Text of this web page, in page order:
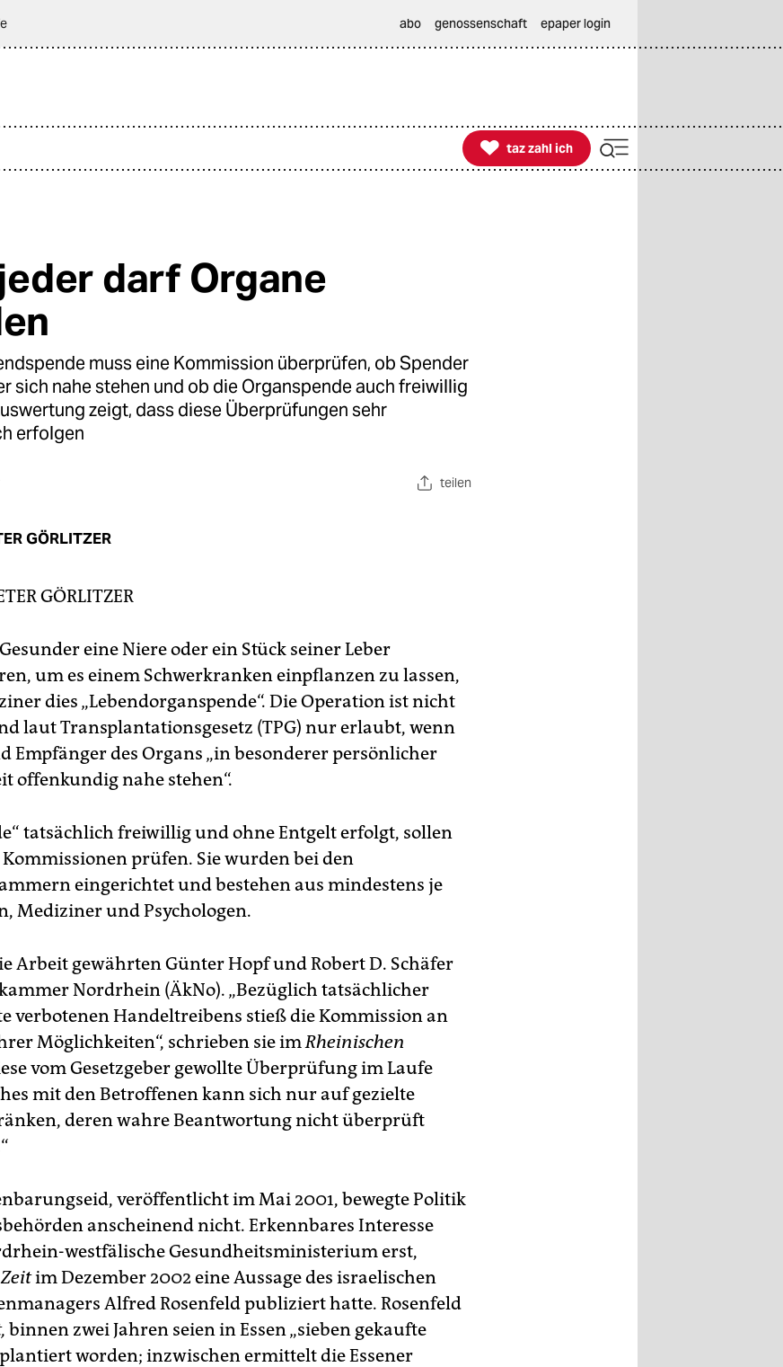
abo genossenschaft epaper login

taz zahl ich
taz zahl ich
darf Organe
muss eine Kommission überprüfen, ob Spender
sich nahe stehen und ob die Organspende auch freiwillig
zeigt, dass diese Überprüfungen sehr
erfolgen
teilen
GÖRLITZER
GÖRLITZER
eine Niere oder ein Stück seiner Leber
um es einem Schwerkranken einpflanzen zu lassen,
dies „Lebendorganspende“. Die Operation ist nicht
laut Transplantationsgesetz (TPG) nur erlaubt, wenn
Empfänger des Organs „in besonderer persönlicher
offenkundig nahe stehen“.
tatsächlich freiwillig und ohne Entgelt erfolgt, sollen
prüfen. Sie wurden bei den
eingerichtet und bestehen aus mindestens je
Mediziner und Psychologen.
Arbeit gewährten Günter Hopf und Robert D. Schäfer
Nordrhein (ÄkNo). „Bezüglich tatsächlicher
verbotenen Handeltreibens stieß die Kommission an
Möglichkeiten“, schrieben sie imRheinischen
vom Gesetzgeber gewollte Überprüfung im Laufe
mit den Betroffenen kann sich nur auf gezielte
deren wahre Beantwortung nicht überprüft
veröffentlicht im Mai 2001, bewegte Politik
anscheinend nicht. Erkennbares Interesse
westfälische Gesundheitsministerium erst,
im Dezember 2002 eine Aussage des israelischen
Alfred Rosenfeld publiziert hatte. Rosenfeld
binnen zwei Jahren seien in Essen „sieben gekaufte
worden; inzwischen ermittelt die Essener